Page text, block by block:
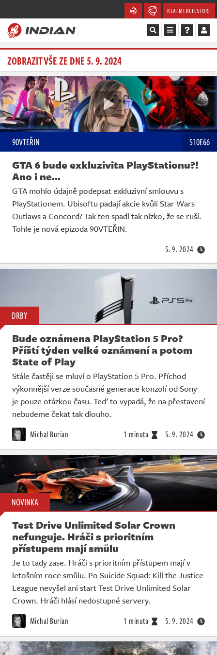
REALMERCH.STORE
Magazín
Recenze
Videa
Soutěže
Databáze
Komunita
Redakce
Živě
ZOBRAZIT VŠE ZE DNE 5. 9. 2024
90VTEŘIN S10E66
GTA 6 bude exkluzivita PlayStationu?!
Ano i ne...
GTA mohlo údajně podepsat exkluzivní smlouvu s
PlayStationem. Ubisoftu padají akcie kvůli Star Wars
Outlaws a Concord? Tak ten spadl tak nízko, že se ruší.
Tohle je nová epizoda 90VTEŘIN.
5. 9. 2024
DRBY
Bude oznámena PlayStation 5 Pro?
Příští týden velké oznámení a potom
State of Play
Stále častěji se mluví o PlayStation 5 Pro. Příchod
výkonnější verze současné generace konzolí od Sony
je pouze otázkou času. Teď to vypadá, že na přestavení
nebudeme čekat tak dlouho.
Michal Burian 1 minuta 5. 9. 2024
NOVINKA
Test Drive Unlimited Solar Crown
nefunguje. Hráči s prioritním
přístupem mají smůlu
Je to tady zase. Hráči s prioritním přístupem mají v
letošním roce smůlu. Po Suicide Squad: Kill the Justice
League nevyšel ani start Test Drive Unlimited Solar
Crown. Hráči hlásí nedostupné servery.
Michal Burian 1 minuta 5. 9. 2024